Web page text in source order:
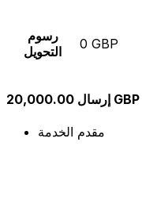
رسوم
التحويل
0 GBP
إرسال 20,000.00 GBP
مقدم الخدمة